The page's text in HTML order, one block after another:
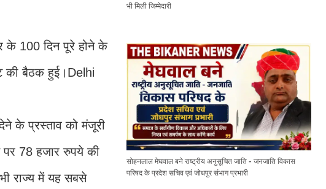
के 100 दिन पूरे होने के
की बैठक हुई।Delhi
के प्रस्ताव को मंजूरी
पर 78 हजार रुपये की
राज्य में यह सबसे
भी मिली जिम्मेदारी
सोहनलाल मेघवाल बने राष्ट्रीय अनुसूचित जाति - जनजाति विकास
परिषद के प्रदेश सचिव एवं जोधपुर संभाग प्रभारी